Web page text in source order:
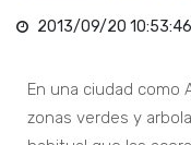
2013/09/20 10:53:46
En una ciudad como
zonas verdes y